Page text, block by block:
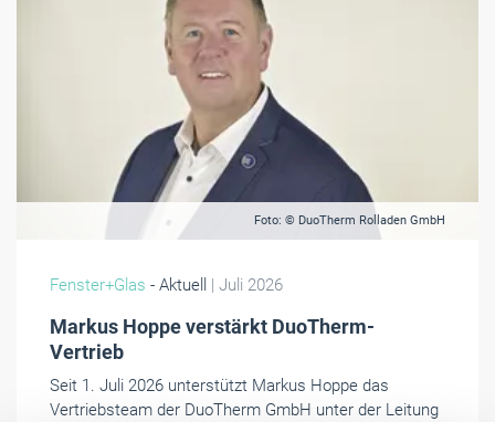
Foto: © DuoTherm Rolladen GmbH
Fenster+Glas - Aktuell | Juli 2026
Markus Hoppe verstärkt DuoTherm-
Vertrieb
Seit 1. Juli 2026 unterstützt Markus Hoppe das
Vertriebsteam der DuoTherm GmbH unter der Leitung